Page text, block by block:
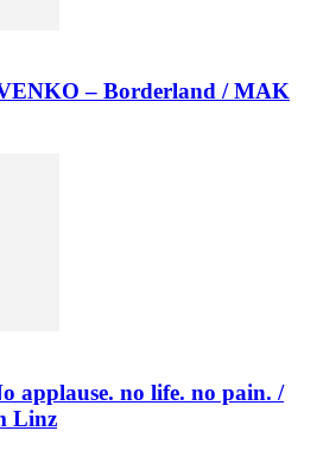
– Borderland / MAK
applause. no life. no pain. /
Linz